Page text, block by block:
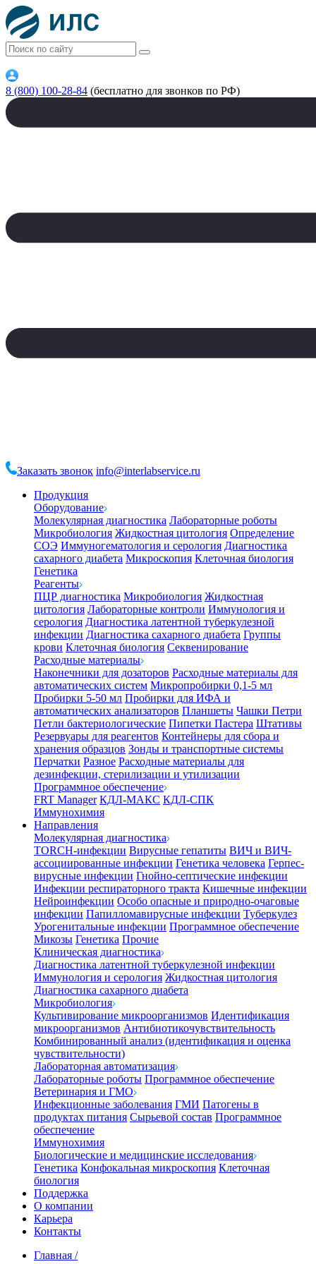
8 (800) 100-28-84 (бесплатно для звонков по РФ)
Заказать звонок info@interlabservice.ru
Продукция
Оборудование
Молекулярная диагностика Лабораторные роботы
Микробиология Жидкостная цитология Определение
СОЭ Иммуногематология и серология Диагностика
сахарного диабета Микроскопия Клеточная биология
Генетика
Реагенты
ПЦР диагностика Микробиология Жидкостная
цитология Лабораторные контроли Иммунология и
серология Диагностика латентной туберкулезной
инфекции Диагностика сахарного диабета Группы
крови Клеточная биология Секвенирование
Расходные материалы
Наконечники для дозаторов Расходные материалы для
автоматических систем Микропробирки 0,1-5 мл
Пробирки 5-50 мл Пробирки для ИФА и
автоматических анализаторов Планшеты Чашки Петри
Петли бактериологические Пипетки Пастера Штативы
Резервуары для реагентов Контейнеры для сбора и
хранения образцов Зонды и транспортные системы
Перчатки Разное Расходные материалы для
дезинфекции, стерилизации и утилизации
Программное обеспечение
FRT Manager КДЛ-МАКС КДЛ-СПК
Иммунохимия
Направления
Молекулярная диагностика
TORCH-инфекции Вирусные гепатиты ВИЧ и ВИЧ-
ассоциированные инфекции Генетика человека Герпес-
вирусные инфекции Гнойно-септические инфекции
Инфекции респираторного тракта Кишечные инфекции
Нейроинфекции Особо опасные и природно-очаговые
инфекции Папилломавирусные инфекции Туберкулез
Урогенитальные инфекции Программное обеспечение
Микозы Генетика Прочие
Клиническая диагностика
Диагностика латентной туберкулезной инфекции
Иммунология и серология Жидкостная цитология
Диагностика сахарного диабета
Микробиология
Культивирование микроорганизмов Идентификация
микроорганизмов Антибиотикочувствительность
Комбинированный анализ (идентификация и оценка
чувствительности)
Лабораторная автоматизация
Лабораторные роботы Программное обеспечение
Ветеринария и ГМО
Инфекционные заболевания ГМИ Патогены в
продуктах питания Сырьевой состав Программное
обеспечение
Иммунохимия
Биологические и медицинские исследования
Генетика Конфокальная микроскопия Клеточная
биология
Поддержка
О компании
Карьера
Контакты
Главная /